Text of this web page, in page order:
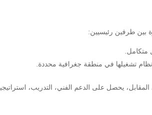
بين طرفين رئيسيين:
متكامل.
تشغيلها في منطقة جغرافية محددة.
يحصل على الدعم الفني، التدريب،